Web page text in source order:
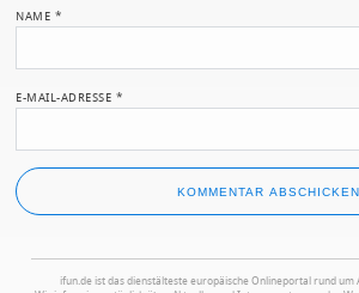
NAME *
E-MAIL-ADRESSE *
ifun.de ist das dienstälteste europäische Onlineportal rund um